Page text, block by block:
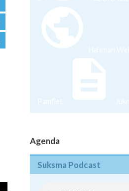
Halaman
Pamflet
Agenda
Suksma Podcast